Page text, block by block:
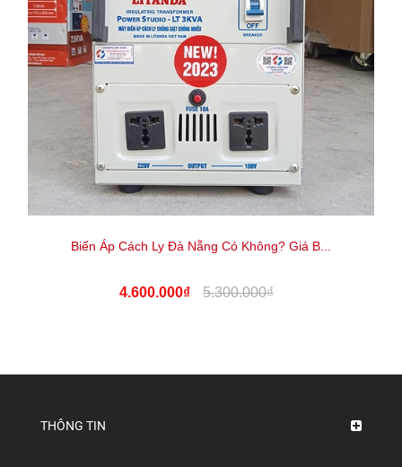
Biến Áp Cách Ly Đà Nẵng Có Không? Giá B...
4.600.000₫ 5.300.000₫
THÔNG TIN